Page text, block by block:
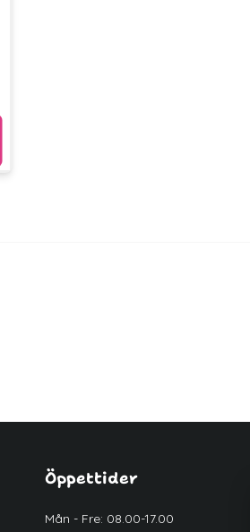
Öppettider
Mån - Fre: 08.00-17.00